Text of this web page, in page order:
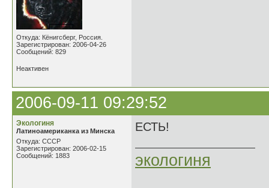
Откуда: Кёнигсберг, Россия.
Зарегистрирован: 2006-04-26
Сообщений: 829
Неактивен
2006-09-11 09:29:52
Экологиня
Латиноамериканка из Минска
Откуда: СССР
Зарегистрирован: 2006-02-15
Сообщений: 1883
ЕСТЬ!
экологиня